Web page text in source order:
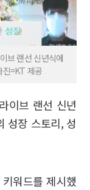
브 랜선 신년식에
진=KT 제공
이브 랜선 신년
성장 스토리, 성
워드를 제시했